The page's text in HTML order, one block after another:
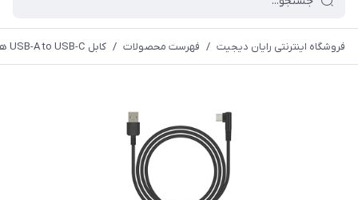
فروشگاه اینترنتی رایان دیجیت / فهرست محصولات / کابل USB-A to USB-C هوئیون مدل UC03